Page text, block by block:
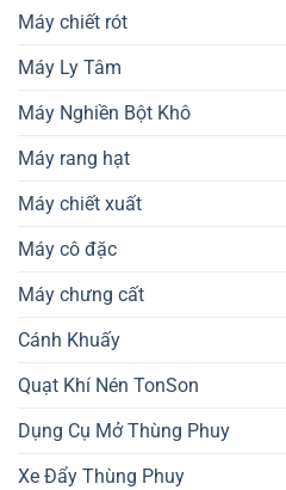
Máy chiết rót
Máy Ly Tâm
Máy Nghiền Bột Khô
Máy rang hạt
Máy chiết xuất
Máy cô đặc
Máy chưng cất
Cánh Khuấy
Quạt Khí Nén TonSon
Dụng Cụ Mở Thùng Phuy
Xe Đẩy Thùng Phuy